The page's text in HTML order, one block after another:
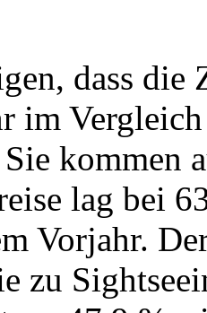
dass die
im
kommen
lag bei
Vorjahr.
zu